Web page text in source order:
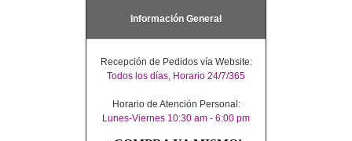
Información General
Recepción de Pedidos vía Website:
Todos los días, Horario 24/7/365
Horario de Atención Personal:
Lunes-Viernes 10:30 am - 6:00 pm